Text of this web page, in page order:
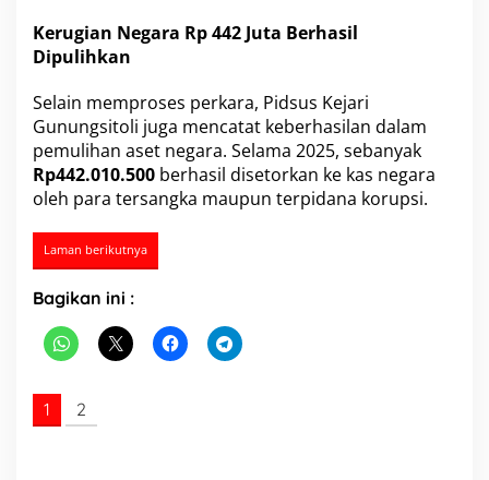
0
Kerugian Negara Rp 442 Juta Berhasil
Dipulihkan
Selain memproses perkara, Pidsus Kejari
Gunungsitoli juga mencatat keberhasilan dalam
pemulihan aset negara. Selama 2025, sebanyak
Rp442.010.500 berhasil disetorkan ke kas negara
oleh para tersangka maupun terpidana korupsi.
Laman berikutnya
Bagikan ini :
1 2